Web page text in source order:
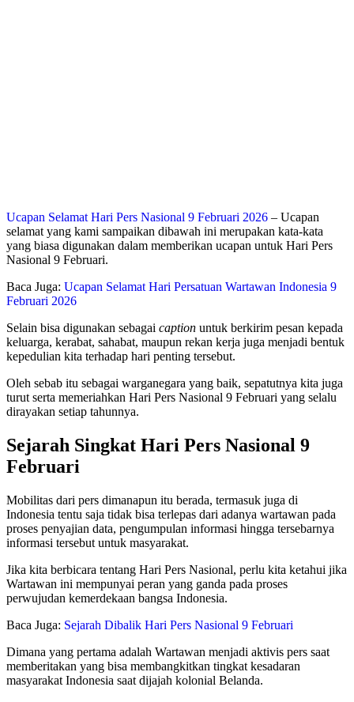
Ucapan Selamat Hari Pers Nasional 9 Februari 2026 – Ucapan
selamat yang kami sampaikan dibawah ini merupakan kata-kata
yang biasa digunakan dalam memberikan ucapan untuk Hari Pers
Nasional 9 Februari.
Baca Juga: Ucapan Selamat Hari Persatuan Wartawan Indonesia 9
Februari 2026
Selain bisa digunakan sebagai caption untuk berkirim pesan kepada
keluarga, kerabat, sahabat, maupun rekan kerja juga menjadi bentuk
kepedulian kita terhadap hari penting tersebut.
Oleh sebab itu sebagai warganegara yang baik, sepatutnya kita juga
turut serta memeriahkan Hari Pers Nasional 9 Februari yang selalu
dirayakan setiap tahunnya.
Sejarah Singkat Hari Pers Nasional 9
Februari
Mobilitas dari pers dimanapun itu berada, termasuk juga di
Indonesia tentu saja tidak bisa terlepas dari adanya wartawan pada
proses penyajian data, pengumpulan informasi hingga tersebarnya
informasi tersebut untuk masyarakat.
Jika kita berbicara tentang Hari Pers Nasional, perlu kita ketahui jika
Wartawan ini mempunyai peran yang ganda pada proses
perwujudan kemerdekaan bangsa Indonesia.
Baca Juga: Sejarah Dibalik Hari Pers Nasional 9 Februari
Dimana yang pertama adalah Wartawan menjadi aktivis pers saat
memberitakan yang bisa membangkitkan tingkat kesadaran
masyarakat Indonesia saat dijajah kolonial Belanda.